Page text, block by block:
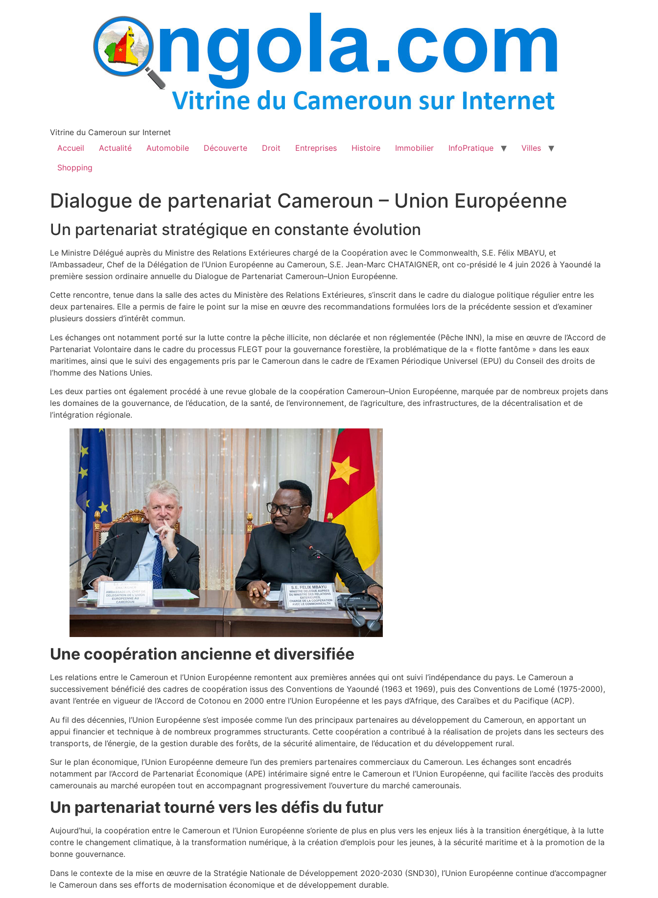
Vitrine du Cameroun sur Internet
Accueil
Actualité Automobile Découverte Droit Entreprises Histoire Immobilier InfoPratique
Villes
Shopping
Dialogue de partenariat Cameroun – Union Européenne
Un partenariat stratégique en constante évolution
Le Ministre Délégué auprès du Ministre des Relations Extérieures chargé de la Coopération avec le Commonwealth, S.E. Félix MBAYU, et
l’Ambassadeur, Chef de la Délégation de l’Union Européenne au Cameroun, S.E. Jean-Marc CHATAIGNER, ont co-présidé le 4 juin 2026 à Yaoundé la
première session ordinaire annuelle du Dialogue de Partenariat Cameroun–Union Européenne.
Cette rencontre, tenue dans la salle des actes du Ministère des Relations Extérieures, s’inscrit dans le cadre du dialogue politique régulier entre les
deux partenaires. Elle a permis de faire le point sur la mise en œuvre des recommandations formulées lors de la précédente session et d’examiner
plusieurs dossiers d’intérêt commun.
Les échanges ont notamment porté sur la lutte contre la pêche illicite, non déclarée et non réglementée (Pêche INN), la mise en œuvre de l’Accord de
Partenariat Volontaire dans le cadre du processus FLEGT pour la gouvernance forestière, la problématique de la « flotte fantôme » dans les eaux
maritimes, ainsi que le suivi des engagements pris par le Cameroun dans le cadre de l’Examen Périodique Universel (EPU) du Conseil des droits de
l’homme des Nations Unies.
Les deux parties ont également procédé à une revue globale de la coopération Cameroun–Union Européenne, marquée par de nombreux projets dans
les domaines de la gouvernance, de l’éducation, de la santé, de l’environnement, de l’agriculture, des infrastructures, de la décentralisation et de
l’intégration régionale.
Une coopération ancienne et diversifiée
Les relations entre le Cameroun et l’Union Européenne remontent aux premières années qui ont suivi l’indépendance du pays. Le Cameroun a
successivement bénéficié des cadres de coopération issus des Conventions de Yaoundé (1963 et 1969), puis des Conventions de Lomé (1975-2000),
avant l’entrée en vigueur de l’Accord de Cotonou en 2000 entre l’Union Européenne et les pays d’Afrique, des Caraïbes et du Pacifique (ACP).
Au fil des décennies, l’Union Européenne s’est imposée comme l’un des principaux partenaires au développement du Cameroun, en apportant un
appui financier et technique à de nombreux programmes structurants. Cette coopération a contribué à la réalisation de projets dans les secteurs des
transports, de l’énergie, de la gestion durable des forêts, de la sécurité alimentaire, de l’éducation et du développement rural.
Sur le plan économique, l’Union Européenne demeure l’un des premiers partenaires commerciaux du Cameroun. Les échanges sont encadrés
notamment par l’Accord de Partenariat Économique (APE) intérimaire signé entre le Cameroun et l’Union Européenne, qui facilite l’accès des produits
camerounais au marché européen tout en accompagnant progressivement l’ouverture du marché camerounais.
Un partenariat tourné vers les défis du futur
Aujourd’hui, la coopération entre le Cameroun et l’Union Européenne s’oriente de plus en plus vers les enjeux liés à la transition énergétique, à la lutte
contre le changement climatique, à la transformation numérique, à la création d’emplois pour les jeunes, à la sécurité maritime et à la promotion de la
bonne gouvernance.
Dans le contexte de la mise en œuvre de la Stratégie Nationale de Développement 2020-2030 (SND30), l’Union Européenne continue d’accompagner
le Cameroun dans ses efforts de modernisation économique et de développement durable.